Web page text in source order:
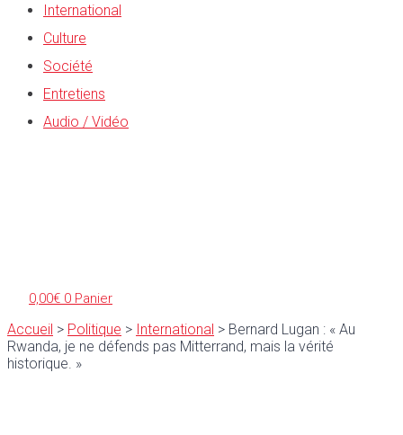
International
Culture
Société
Entretiens
Audio / Vidéo
0,00€ 0 Panier
Accueil > Politique > International > Bernard Lugan : « Au
Rwanda, je ne défends pas Mitterrand, mais la vérité
historique. »